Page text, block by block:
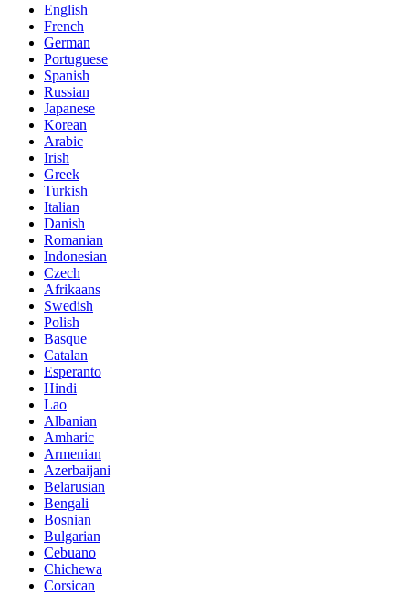
English
French
German
Portuguese
Spanish
Russian
Japanese
Korean
Arabic
Irish
Greek
Turkish
Italian
Danish
Romanian
Indonesian
Czech
Afrikaans
Swedish
Polish
Basque
Catalan
Esperanto
Hindi
Lao
Albanian
Amharic
Armenian
Azerbaijani
Belarusian
Bengali
Bosnian
Bulgarian
Cebuano
Chichewa
Corsican